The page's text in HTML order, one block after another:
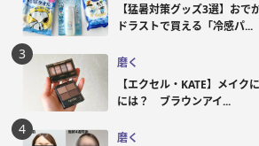
【猛暑対策グッズ3選】おで
ドラストで買える「冷感パ...
磨く
【エクセル・KATE】メイク
には？ ブラウンアイ...
磨く